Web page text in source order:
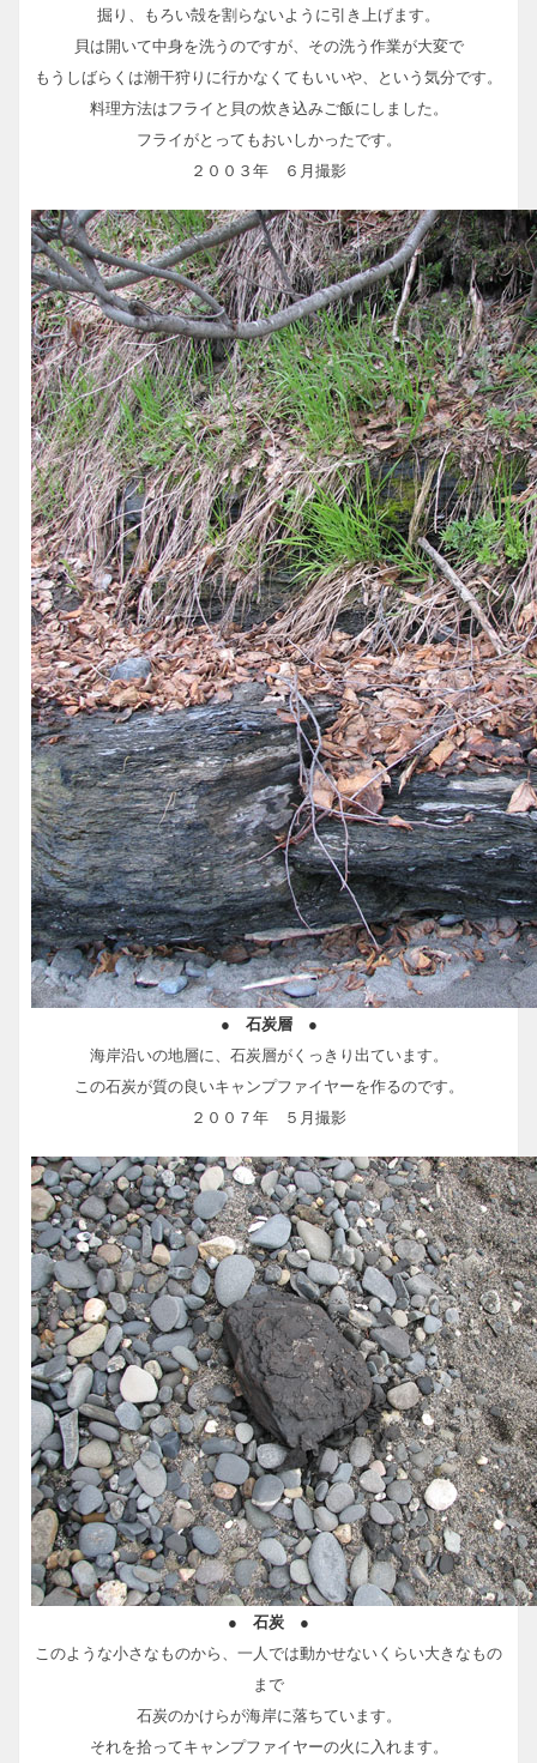
掘り、もろい殻を割らないように引き上げます。
貝は開いて中身を洗うのですが、その洗う作業が大変で
もうしばらくは潮干狩りに行かなくてもいいや、という気分です。
料理方法はフライと貝の炊き込みご飯にしました。
フライがとってもおいしかったです。
２００３年 ６月撮影
● 石炭層 ●
海岸沿いの地層に、石炭層がくっきり出ています。
この石炭が質の良いキャンプファイヤーを作るのです。
２００７年 ５月撮影
● 石炭 ●
このような小さなものから、一人では動かせないくらい大きなもの
まで
石炭のかけらが海岸に落ちています。
それを拾ってキャンプファイヤーの火に入れます。